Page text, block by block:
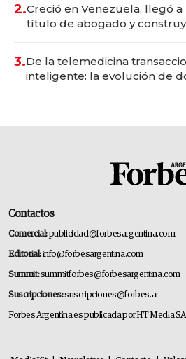
2.Creció en Venezuela, llegó
título de abogado y
3.De la telemedicina
inteligente: la evolución de
Contactos
Comercial:publicidad@forbesargentina.com
Editorial:info@forbesargentina.com
Summit:summitforbes@forbesargentina.com
Suscripciones:suscripciones@forbes.ar
Forbes Argentina es publicada por HT Media